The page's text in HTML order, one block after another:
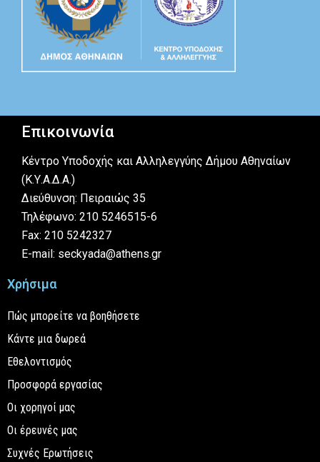
Επικοινωνία
Κέντρο Υποδοχής και Αλληλεγγύης Δήμου Αθηναίων
(Κ.Υ.Α.Δ.Α.)
Διεύθυνση: Πειραιώς 35
Τηλέφωνο: 210 5246515-6
Fax: 210 5242327
E-mail: seckyada@athens.gr
Χρήσιμα
Πώς μπορείτε να βοηθήσετε
Κάντε μια δωρεά
Εθελοντισμός
Προσφορά εργασίας
Οι χορηγοί μας
Οι έρευνές μας
Συχνές Ερωτήσεις